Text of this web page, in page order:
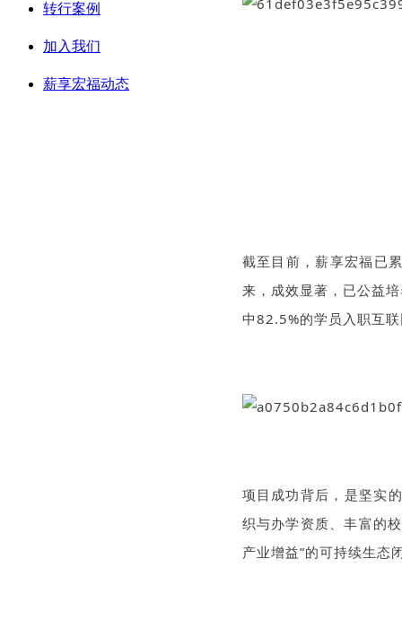
截至目前 ，薪享宏福已
来， 成效显著， 已公益
中82.5%的学员入职互
项目成功背后，是坚实
织与办学资质、丰富的
产业增益”的可持续生态
转行案例
加入我们
薪享宏福动态